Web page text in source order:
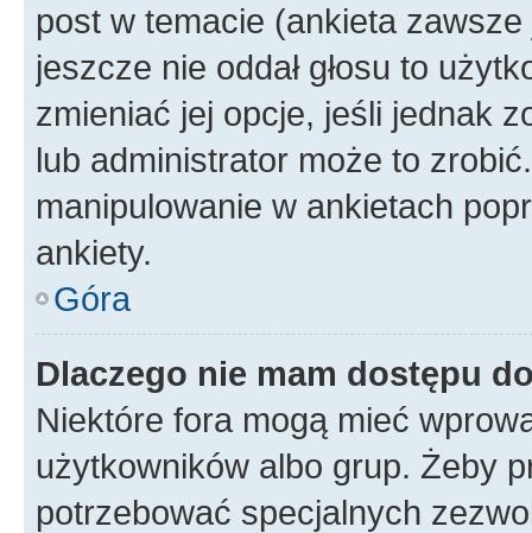
post w temacie (ankieta
jeszcze nie oddał głosu to
zmieniać jej opcje, jeśli jednak
lub administrator może to
manipulowanie w ankietach
ankiety.
Góra
Dlaczego nie mam dostępu
Niektóre fora mogą mieć
użytkowników albo grup. Żeby
potrzebować specjalnych